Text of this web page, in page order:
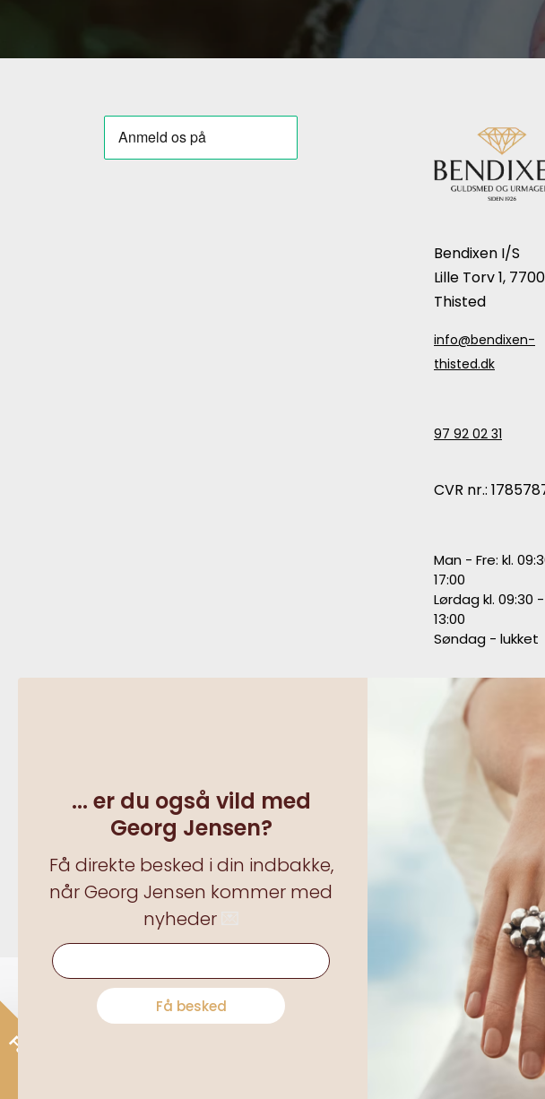
Bendixen I/S
Lille Torv 1, 7700
Thisted
info@bendixen-
thisted.dk
97 92 02 31
CVR nr.:
Man - Fre: kl.
17:00
Lørdag kl. 09:30 -
13:00
Søndag - lukket
Karriere hos os
Historien
Få 15% rabat*
... er du også vild med
Georg Jensen?
Få direkte besked i din indbakke,
når Georg Jensen kommer med
nyheder💌
... er du også vild med Georg Jensen?
Få besked